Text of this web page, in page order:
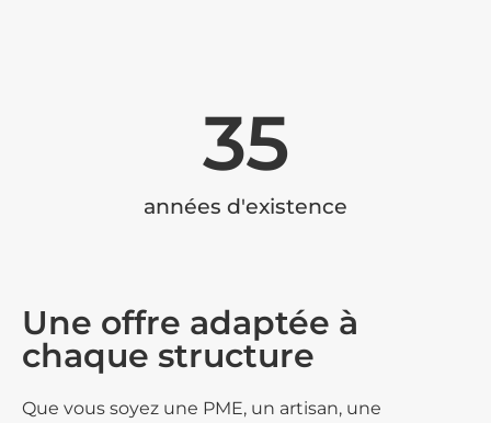
années d'existence
35
Une offre adaptée à
chaque structure
Que vous soyez une PME, un artisan, une